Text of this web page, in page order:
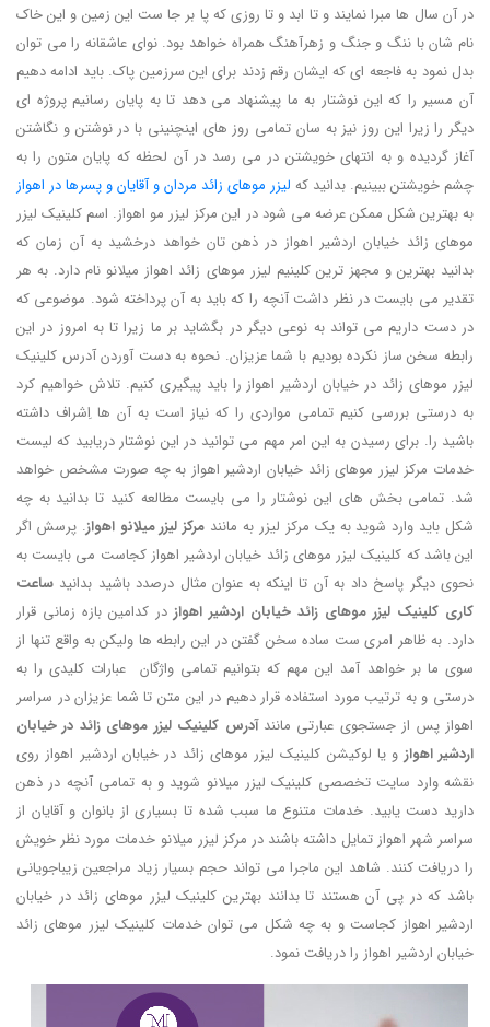
در آن سال ها مبرا نمایند و تا ابد و تا روزی که پا بر جا ست این زمین و این خاک
نام شان با ننگ و جنگ و زهرآهنگ همراه خواهد بود. نوای عاشقانه را می توان
بدل نمود به فاجعه ای که ایشان رقم زدند برای این سرزمین پاک. باید ادامه دهیم
آن مسیر را که این نوشتار به ما پیشنهاد می دهد تا به پایان رسانیم پروژه ای
دیگر را زیرا این روز نیز به سان تمامی روز های اینچنینی با در نوشتن و نگاشتن
آغاز گردیده و به انتهای خویشتن در می رسد در آن لحظه که پایان متون را به
چشم خویشتن ببینیم. بدانید که لیزر موهای زائد مردان و آقایان و پسرها در اهواز
به بهترین شکل ممکن عرضه می شود در این مرکز لیزر مو اهواز. اسم کلینیک لیزر
موهای زائد خیابان اردشیر اهواز در ذهن تان خواهد درخشید به آن زمان که
بدانید بهترین و مجهز ترین کلینیم لیزر موهای زائد اهواز میلانو نام دارد. به هر
تقدیر می بایست در نظر داشت آنچه را که باید به آن پرداخته شود. موضوعی که
در دست داریم می تواند به نوعی دیگر در بگشاید بر ما زیرا تا به امروز در این
رابطه سخن ساز نکرده بودیم با شما عزیزان. نحوه به دست آوردن آدرس کلینیک
لیزر موهای زائد در خیابان اردشیر اهواز را باید پیگیری کنیم. تلاش خواهیم کرد
به درستی بررسی کنیم تمامی مواردی را که نیاز است به آن ها اِشراف داشته
باشید را. برای رسیدن به این امر مهم می توانید در این نوشتار دریابید که لیست
خدمات مرکز لیزر موهای زائد خیابان اردشیر اهواز به چه صورت مشخص خواهد
شد. تمامی بخش های این نوشتار را می بایست مطالعه کنید تا بدانید به چه
شکل باید وارد شوید به یک مرکز لیزر به مانند مرکز لیزر میلانو اهواز. پرسش اگر
این باشد که کلینیک لیزر موهای زائد خیابان اردشیر اهواز کجاست می بایست به
نحوی دیگر پاسخ داد به آن تا اینکه به عنوان مثال درصدد باشید بدانید ساعت
کاری کلینیک لیزر موهای زائد خیابان اردشیر اهوازدر کدامین بازه زمانی قرار
دارد. به ظاهر امری ست ساده سخن گفتن در این رابطه ها ولیکن به واقع تنها از
سوی ما بر خواهد آمد این مهم که بتوانیم تمامی واژگان عبارات کلیدی را به
درستی و به ترتیب مورد استفاده قرار دهیم در این متن تا شما عزیزان در سراسر
اهواز پس از جستجوی عبارتی مانندآدرس کلینیک لیزر موهای زائد در خیابان
اردشیر اهوازو یا لوکیشن کلینیک لیزر موهای زائد در خیابان اردشیر اهواز روی
نقشه وارد سایت تخصصی کلینیک لیزر میلانو شوید و به تمامی آنچه در ذهن
دارید دست یابید. خدمات متنوع ما سبب شده تا بسیاری از بانوان و آقایان از
سراسر شهر اهواز تمایل داشته باشند در مرکز لیزر میلانو خدمات مورد نظر خویش
را دریافت کنند. شاهد این ماجرا می تواند حجم بسیار زیاد مراجعین زیباجویانی
باشد که در پی آن هستند تا بدانند بهترین کلینیک لیزر موهای زائد در خیابان
اردشیر اهواز کجاست و به چه شکل می توان خدمات کلینیک لیزر موهای زائد
خیابان اردشیر اهواز را دریافت نمود.